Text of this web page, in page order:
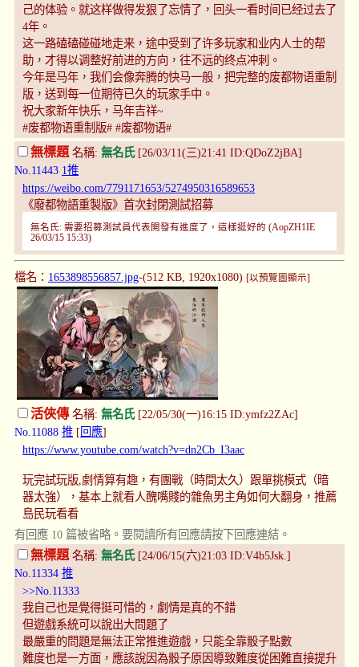
己的体验。就这样做得发狠了忘情了，回头一看时间已经过去了
4年。
这一路磕磕碰碰地走来，途中受到了许多玩家和业内人士的帮
助，才得以调整好前进的方向，往不远的终点冲刺。
今年是马年，我们会像奔腾的快马一般，把完整的废都物语重制
版，送到每一位期待已久的玩家手中。
祝大家新年快乐，马年吉祥~
#废都物语重制版# #废都物语#
無標題 名稱: 無名氏[26/03/11(三)21:41 ID:QDoZ2jBA]
No.11443 1推
https://weibo.com/7791171653/5274950316589653
《廢都物語重製版》首次封閉測試招募
無名氏: 需要招募測試員代表開發有進度了，這樣挺好的 (AopZH1IE
26/03/15 15:33)
檔名： 1653898556857.jpg-(512 KB, 1920x1080) [以預覽圖顯示]
活俠傳名稱: 無名氏[22/05/30(一)16:15 ID:ymfz2ZAc]
No.11088 推 [回應]
https://www.youtube.com/watch?v=dn2Cb_I3aac
玩完試玩版,劇情算有趣，有團戰（時間太久）跟單挑模式（暗
器太強），基本上就看人醜嘴賤的雜魚男主角如何大翻身，推薦
島民玩看看
有回應 10 篇被省略。要閱讀所有回應請按下回應連結。
無標題 名稱: 無名氏[24/06/15(六)21:03 ID:V4b5Jsk.]
No.11334 推
>>No.11333
我自己也是覺得挺可惜的，劇情是真的不錯
但遊戲系統可以說出大問題了
最嚴重的問題是無法正常推進遊戲，只能全靠骰子點數
難度也是一方面，應該說因為骰子原因導致難度從困難直接提升